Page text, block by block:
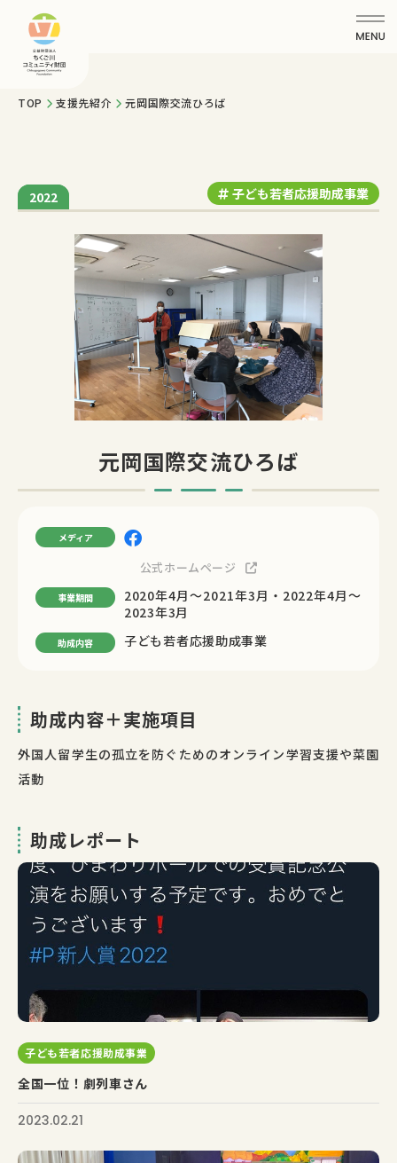
TOP 支援先紹介 元岡国際交流ひろば
2020
2022 子ども若者応援助成事業
元岡国際交流ひろば
メディア
公式ホームページ
事業期間
2020年4月〜2021年3月・2022年4月〜
2023年3月
助成内容 子ども若者応援助成事業
助成内容＋実施項目
外国人留学生の孤立を防ぐためのオンライン学習支援や菜園
活動
助成レポート
子ども若者応援助成事業
全国一位！劇列車さん
2023.02.21